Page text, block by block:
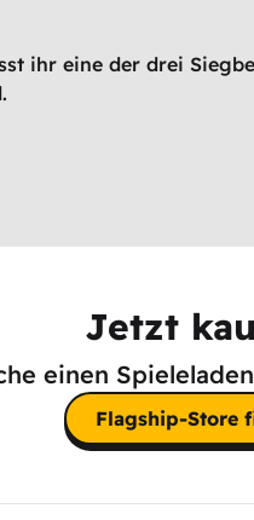
ihr eine der drei
Jetzt
einen
Flagship-Store